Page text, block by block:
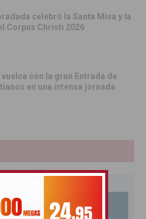
celebró la Santa Misa y la
Corpus Christi 2026
con la gran Entrada de
en una intensa jornada